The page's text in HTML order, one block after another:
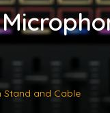
Stand and Cable